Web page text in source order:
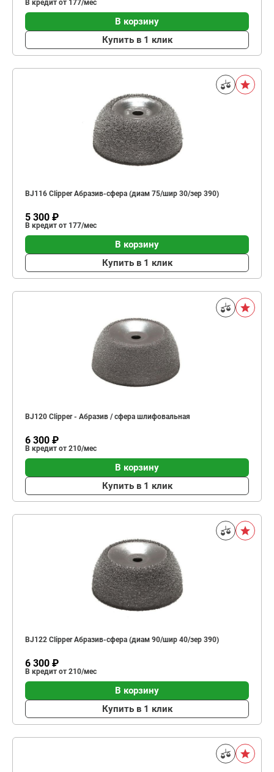
В кредит от 177/мес
В корзину
Купить в 1 клик
BJ116 Clipper Абразив-сфера (диам 75/шир 30/зер 390)
5 300 ₽
В кредит от 177/мес
В корзину
Купить в 1 клик
BJ120 Clipper - Абразив / сфера шлифовальная
6 300 ₽
В кредит от 210/мес
В корзину
Купить в 1 клик
BJ122 Clipper Абразив-сфера (диам 90/шир 40/зер 390)
6 300 ₽
В кредит от 210/мес
В корзину
Купить в 1 клик